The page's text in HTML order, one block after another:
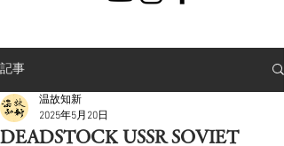
記事
DEADSTOCK USSR SOVIET
温故知新
2025年5月20日